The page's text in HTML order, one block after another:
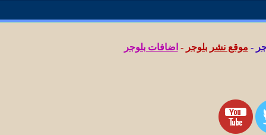
- موقع نشر بلوجر - اضافات بلوجر